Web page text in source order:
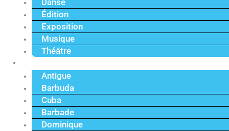
Danse
Édition
Exposition
Musique
Théâtre
Antigue
Barbuda
Cuba
Barbade
Dominique